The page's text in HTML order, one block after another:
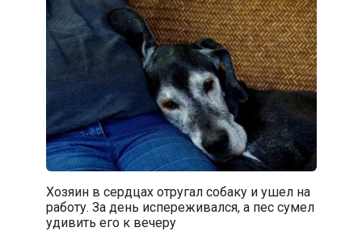
Хозяин в сердцах отругал собаку и ушел на
работу. За день испереживался, а пес сумел
удивить его к вечеру